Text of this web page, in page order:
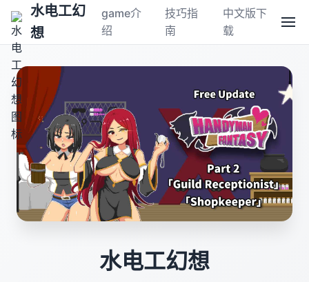
水电工幻
想
game介
绍
技巧指
南
中文版下
载
水电工幻想